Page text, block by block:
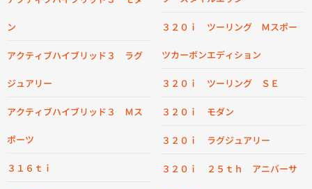
ン
アクティブハイブリッド３ ラグ
ジュアリー
アクティブハイブリッド３ Ｍス
ポーツ
３１６ｔｉ
３２０ｉ ツーリング Ｍスポー
ツカーボンエディション
３２０ｉ ツーリング ＳＥ
３２０ｉ モダン
３２０ｉ ラグジュアリー
３２０ｉ ２５ｔｈ アニバーサ